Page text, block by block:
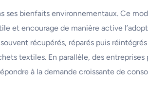
ses bienfaits environnementaux. Ce
et encourage de manière active
récupérés, réparés puis
textiles. En parallèle, des entreprises
à la demande croissante de